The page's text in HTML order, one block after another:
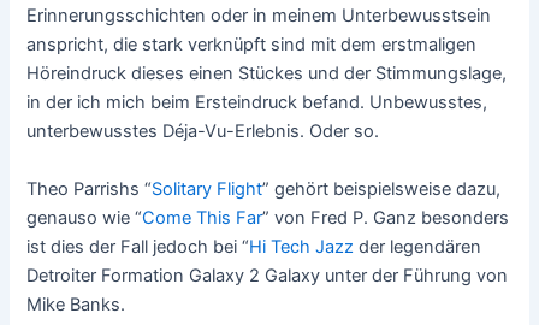
Erinnerungsschichten oder in meinem Unterbewusstsein
anspricht, die stark verknüpft sind mit dem erstmaligen
Höreindruck dieses einen Stückes und der Stimmungslage,
in der ich mich beim Ersteindruck befand. Unbewusstes,
unterbewusstes Déja-Vu-Erlebnis. Oder so.
Theo Parrishs “Solitary Flight” gehört beispielsweise dazu,
genauso wie “Come This Far” von Fred P. Ganz besonders
ist dies der Fall jedoch bei “Hi Tech Jazz der legendären
Detroiter Formation Galaxy 2 Galaxy unter der Führung von
Mike Banks.